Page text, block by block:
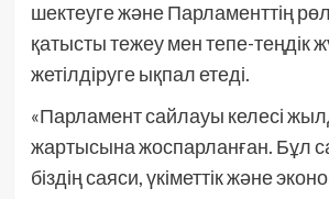
шектеуге және Парламенттің
қатысты тежеу мен тепе-теңдік
жетілдіруге ықпал етеді.
«Парламент сайлауы келесі
жартысына жоспарланған. Бұл
біздің саяси, үкіметтік және